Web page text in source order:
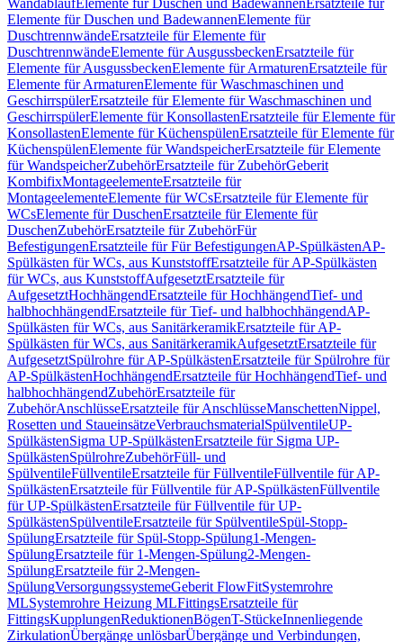
WandablaufElemente für Duschen und BadewannenErsatzteile für
Elemente für Duschen und BadewannenElemente für
DuschtrennwändeErsatzteile für Elemente für
DuschtrennwändeElemente für AusgussbeckenErsatzteile für
Elemente für AusgussbeckenElemente für ArmaturenErsatzteile für
Elemente für ArmaturenElemente für Waschmaschinen und
GeschirrspülerErsatzteile für Elemente für Waschmaschinen und
GeschirrspülerElemente für KonsollastenErsatzteile für Elemente für
KonsollastenElemente für KüchenspülenErsatzteile für Elemente für
KüchenspülenElemente für WandspeicherErsatzteile für Elemente
für WandspeicherZubehörErsatzteile für ZubehörGeberit
KombifixMontageelementeErsatzteile für
MontageelementeElemente für WCsErsatzteile für Elemente für
WCsElemente für DuschenErsatzteile für Elemente für
DuschenZubehörErsatzteile für ZubehörFür
BefestigungenErsatzteile für Für BefestigungenAP-SpülkästenAP-
Spülkästen für WCs, aus KunststoffErsatzteile für AP-Spülkästen
für WCs, aus KunststoffAufgesetztErsatzteile für
AufgesetztHochhängendErsatzteile für HochhängendTief- und
halbhochhängendErsatzteile für Tief- und halbhochhängendAP-
Spülkästen für WCs, aus SanitärkeramikErsatzteile für AP-
Spülkästen für WCs, aus SanitärkeramikAufgesetztErsatzteile für
AufgesetztSpülrohre für AP-SpülkästenErsatzteile für Spülrohre für
AP-SpülkästenHochhängendErsatzteile für HochhängendTief- und
halbhochhängendZubehörErsatzteile für
ZubehörAnschlüsseErsatzteile für AnschlüsseManschettenNippel,
Rosetten und StaueinsätzeVerbrauchsmaterialSpülventileUP-
SpülkästenSigma UP-SpülkästenErsatzteile für Sigma UP-
SpülkästenSpülrohreZubehörFüll- und
SpülventileFüllventileErsatzteile für FüllventileFüllventile für AP-
SpülkästenErsatzteile für Füllventile für AP-SpülkästenFüllventile
für UP-SpülkästenErsatzteile für Füllventile für UP-
SpülkästenSpülventileErsatzteile für SpülventileSpül-Stopp-
SpülungErsatzteile für Spül-Stopp-Spülung1-Mengen-
SpülungErsatzteile für 1-Mengen-Spülung2-Mengen-
SpülungErsatzteile für 2-Mengen-
SpülungVersorgungssystemeGeberit FlowFitSystemrohre
MLSystemrohre Heizung MLFittingsErsatzteile für
FittingsKupplungenReduktionenBögenT-StückeInnenliegende
ZirkulationÜbergänge unlösbarÜbergänge und Verbindungen,